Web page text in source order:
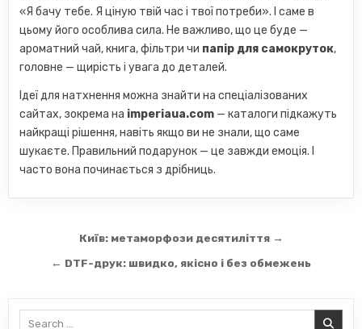
«Я бачу тебе. Я ціную твій час і твої потреби». І саме в
цьому його особлива сила. Не важливо, що це буде —
ароматний чай, книга, фільтри чи папір для самокруток,
головне — щирість і увага до деталей.
Ідеї для натхнення можна знайти на спеціалізованих
сайтах, зокрема на imperiaua.com — каталоги підкажуть
найкращі рішення, навіть якщо ви не знали, що саме
шукаєте. Правильний подарунок — це завжди емоція. І
часто вона починається з дрібниць.
Навігація
записів
Київ: метаморфози десятиліття →
← DTF-друк: швидко, якісно і без обмежень